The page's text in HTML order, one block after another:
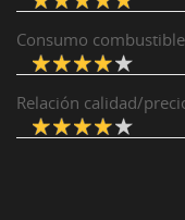
Consumo combustible
Relación calidad/